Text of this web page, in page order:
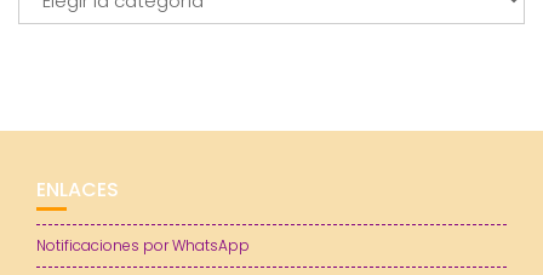
ENLACES
Notificaciones por WhatsApp